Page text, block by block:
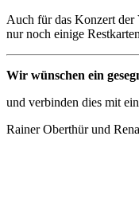
Auch für das Konzert
nur noch einige
Wir wünschen ein
und verbinden dies mit
Rainer Oberthür und